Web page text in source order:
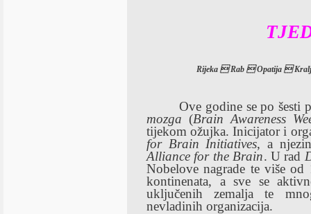
Rijeka  Rab  Opatija 
Ove godine se po
mozga (Brain Awareness
tijekom ožujka. Inicijator i
for Brain Initiatives, a
Alliance for the Brain. U rad
Nobelove nagrade te više od
kontinenata, a sve se
uključenih zemalja te
nevladinih organizacija.